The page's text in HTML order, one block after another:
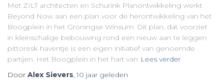
Met ZILT architecten en Schurink Planontwikkeling werkt
Beyond Now aan een plan voor de herontwikkeling van het
Boogplein in het Groningse Winsum. Dit plan, dat voorziet
in kleinschalige bebouwing rond een nieuw aan te leggen
pittoresk haventje is een eigen initiatief van genoemde
partijen. Het Boogplein in het hart van Lees verder
Door Alex Sievers ,10 jaar geleden